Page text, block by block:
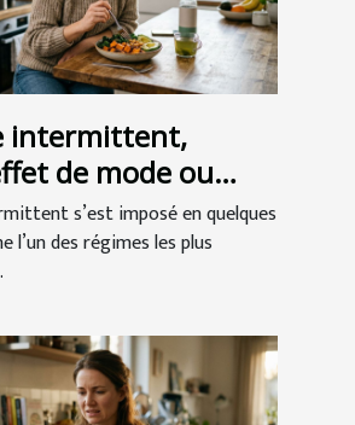
intermittent,
de mode ou
santé ?
s’est imposé en quelques
l’un des régimes les plus